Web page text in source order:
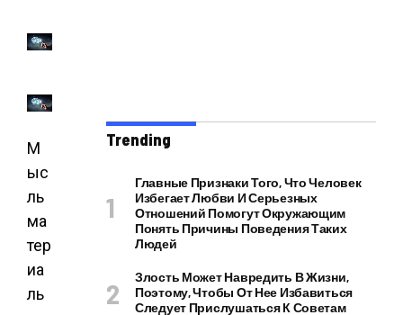
М
ыс
ль
ма
тер
иа
ль
Trending
Главные Признаки Того, Что Человек
Избегает Любви И Серьезных
Отношений Помогут Окружающим
Понять Причины Поведения Таких
Людей
Злость Может Навредить В Жизни,
Поэтому, Чтобы От Нее Избавиться
Следует Прислушаться К Советам